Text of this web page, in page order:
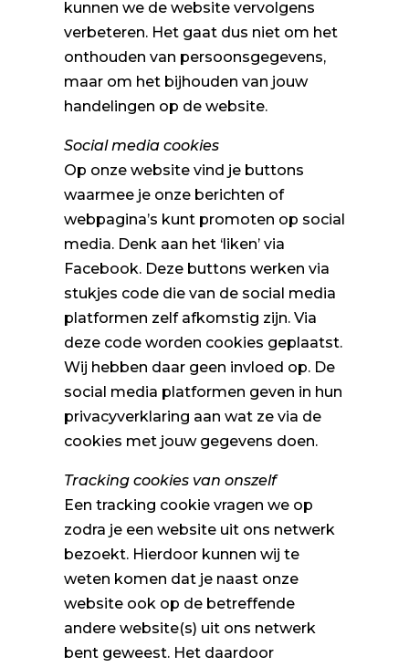
kunnen we de website vervolgens
verbeteren. Het gaat dus niet om het
onthouden van persoonsgegevens,
maar om het bijhouden van jouw
handelingen op de website.
Social media cookies
Op onze website vind je buttons
waarmee je onze berichten of
webpagina’s kunt promoten op social
media. Denk aan het ‘liken’ via
Facebook. Deze buttons werken via
stukjes code die van de social media
platformen zelf afkomstig zijn. Via
deze code worden cookies geplaatst.
Wij hebben daar geen invloed op. De
social media platformen geven in hun
privacyverklaring aan wat ze via de
cookies met jouw gegevens doen.
Tracking cookies van onszelf
Een tracking cookie vragen we op
zodra je een website uit ons netwerk
bezoekt. Hierdoor kunnen wij te
weten komen dat je naast onze
website ook op de betreffende
andere website(s) uit ons netwerk
bent geweest. Het daardoor